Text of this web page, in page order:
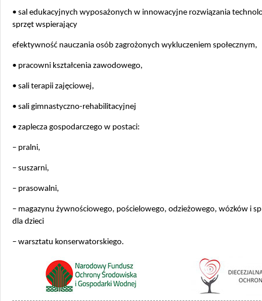
• sal edukacyjnych wyposażonych w innowacyjne rozwiązania
sprzęt wspierający
efektywność nauczania osób zagrożonych wykluczeniem społecznym,
• pracowni kształcenia zawodowego,
• sali terapii zajęciowej,
• sali gimnastyczno-rehabilitacyjnej
• zaplecza gospodarczego w postaci:
– pralni,
– suszarni,
– prasowalni,
– magazynu żywnościowego, pościelowego, odzieżowego, wózków i
dla dzieci
– warsztatu konserwatorskiego.